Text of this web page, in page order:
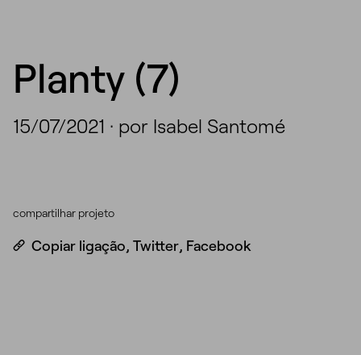
Planty (7)
15/07/2021 · por Isabel Santomé
compartilhar projeto
Copiar ligação, Twitter, Facebook